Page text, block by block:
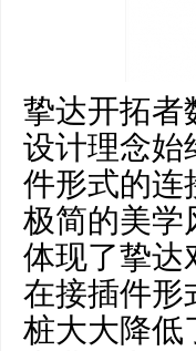
挚达开拓者
设计理念始
件形式的连
极简的美学
体现了挚达
在接插件形
桩大大降低